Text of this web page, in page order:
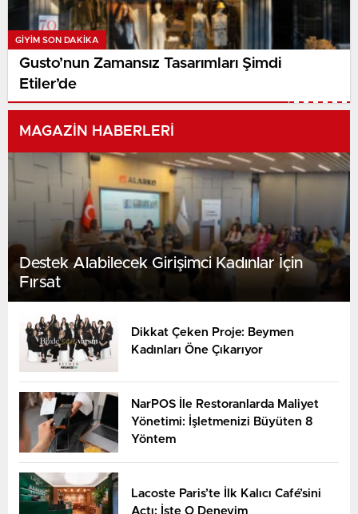
GIYIM SON DAKİKA
Gusto’nun Zamansız Tasarımları Şimdi
Etiler’de
MAGAZİN HABERLERİ
Destek Alabilecek Girişimci Kadınlar İçin
Fırsat
Dikkat Çeken Proje: Beymen
Kadınları Öne Çıkarıyor
NarPOS İle Restoranlarda Maliyet
Yönetimi: İşletmenizi Büyüten 8
Yöntem
Lacoste Paris’te İlk Kalıcı Café’sini
Açtı: İşte O Deneyim